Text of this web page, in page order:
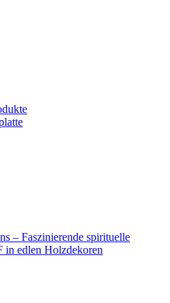
– Faszinierende spirituelle
in edlen Holzdekoren